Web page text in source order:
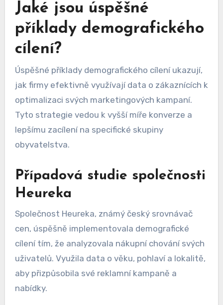
Jaké jsou úspěšné
příklady demografického
cílení?
Úspěšné příklady demografického cílení ukazují,
jak firmy efektivně využívají data o zákaznících k
optimalizaci svých marketingových kampaní.
Tyto strategie vedou k vyšší míře konverze a
lepšímu zacílení na specifické skupiny
obyvatelstva.
Případová studie společnosti
Heureka
Společnost Heureka, známý český srovnávač
cen, úspěšně implementovala demografické
cílení tím, že analyzovala nákupní chování svých
uživatelů. Využila data o věku, pohlaví a lokalitě,
aby přizpůsobila své reklamní kampaně a
nabídky.